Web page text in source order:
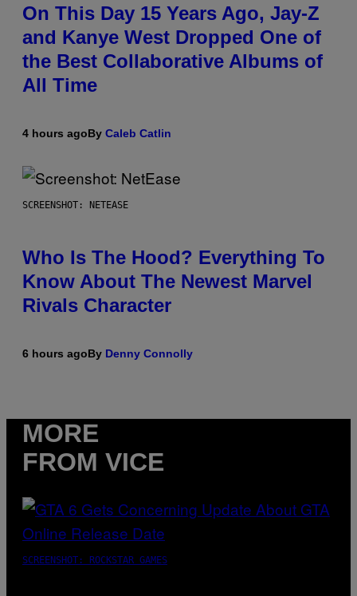
On This Day 15 Years Ago, Jay-Z
and Kanye West Dropped One of
the Best Collaborative Albums of
All Time
4 hours agoBy Caleb Catlin
SCREENSHOT: NETEASE
Who Is The Hood? Everything To
Know About The Newest Marvel
Rivals Character
6 hours agoBy Denny Connolly
MORE
FROM VICE
SCREENSHOT: ROCKSTAR GAMES